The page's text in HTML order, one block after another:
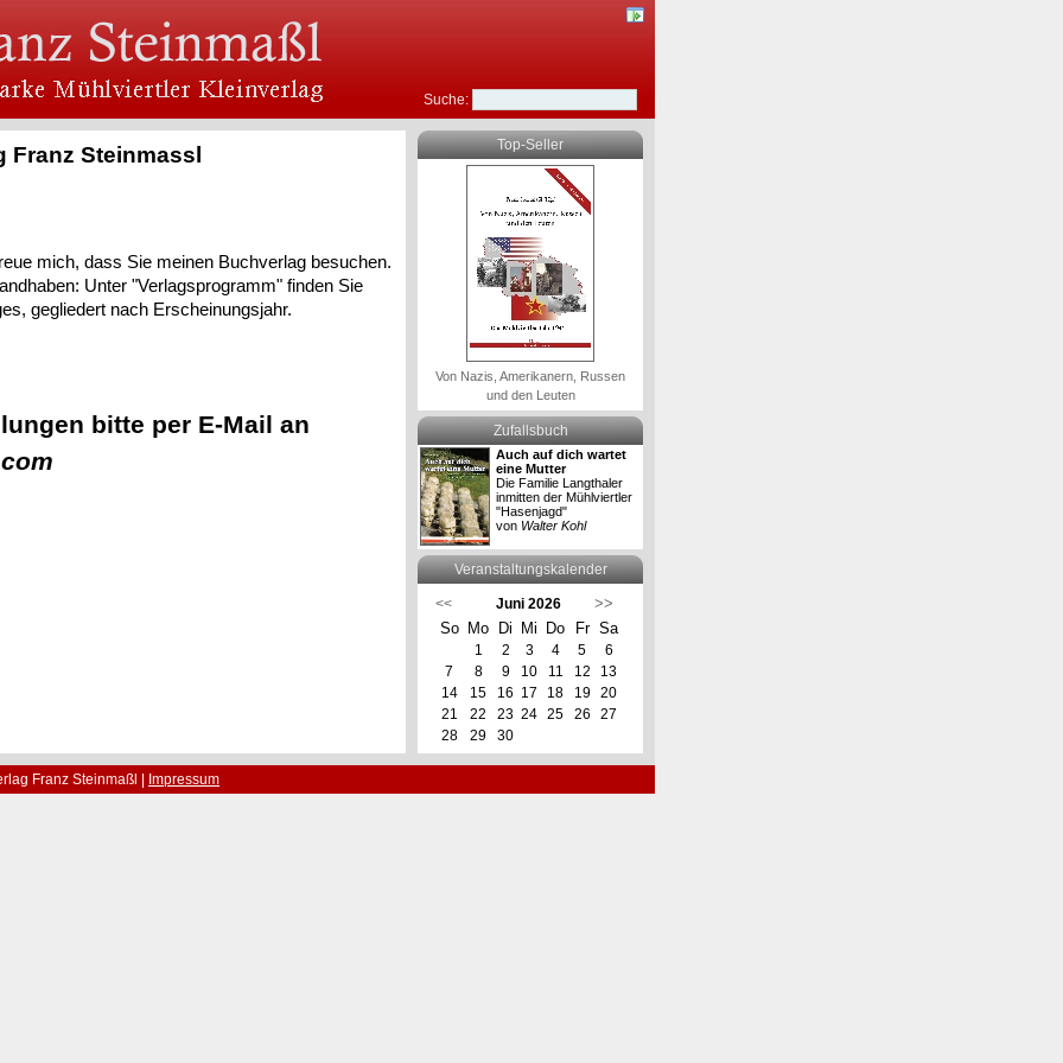
Suche:
Top-Seller
Von Nazis, Amerikanern, Russen
und den Leuten
Zufallsbuch
Auch auf dich wartet
eine Mutter
Die Familie Langthaler
inmitten der Mühlviertler
"Hasenjagd"
von Walter Kohl
Veranstaltungskalender
<< Juni 2026
>>
So
Mo Di Mi Do Fr Sa
1 2 3 4 5
6
7
8 9 10 11 12
13
14
15 16 17 18 19
20
21
22 23 24 25 26
27
28
29 30
Steinmassl
mich, dass Sie meinen Buchverlag besuchen.
Unter "Verlagsprogramm" finden Sie
gegliedert nach Erscheinungsjahr.
bitte per E-Mail an
Franz Steinmaßl | Impressum